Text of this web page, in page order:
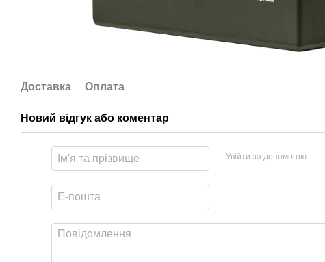
Доставка Оплата
Новий відгук або коментар
Увійти за допомогою